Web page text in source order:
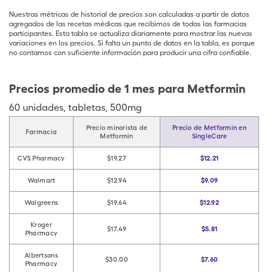
Nuestras métricas de historial de precios son calculadas a partir de datos
agregados de las recetas médicas que recibimos de todas las farmacias
participantes. Esta tabla se actualiza diariamente para mostrar las nuevas
variaciones en los precios. Si falta un punto de datos en la tabla, es porque
no contamos con suficiente información para producir una cifra confiable.
Precios promedio de 1 mes para Metformin
60 unidades, tabletas, 500mg
Farmacia
Precio minorista de
Metformin
Precio de Metformin en
SingleCare
CVS Pharmacy $19.27 $12.21
Walmart $12.94 $9.09
Walgreens $19.64 $12.92
Kroger
Pharmacy
$17.49 $5.81
Albertsons
Pharmacy
$30.00 $7.60